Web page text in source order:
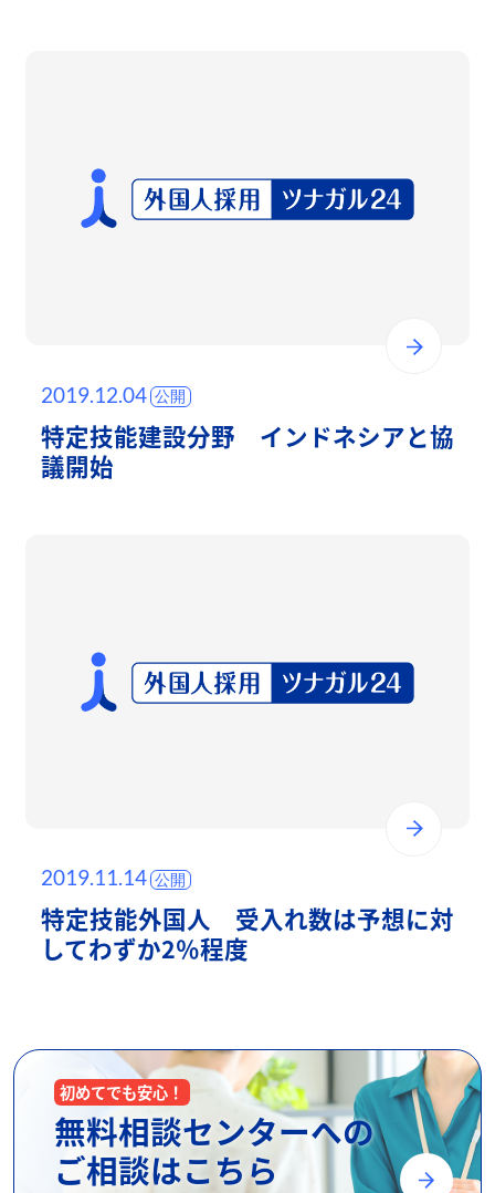
2019.12.04
特定技能建設分野 インドネシアと協
議開始
2019.11.14
特定技能外国人 受入れ数は予想に対
してわずか2％程度
初めてでも安心！
無料相談センターへの
ご相談はこちら